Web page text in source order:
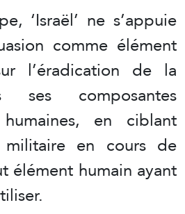
‘Israël’ ne s’appuie
comme élément
l’éradication de la
ses composantes
en ciblant
en cours de
élément humain ayant